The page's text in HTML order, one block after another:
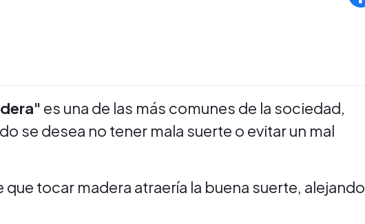
es una de las más comunes de la sociedad,
se desea no tener mala suerte o evitar un mal
que tocar madera atraería la buena suerte, alejando